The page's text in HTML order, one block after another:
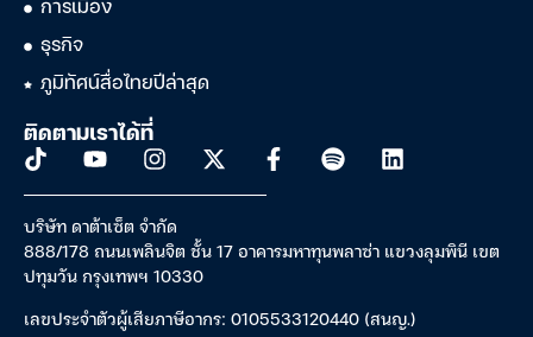
การเมือง
ธุรกิจ
ภูมิทัศน์สื่อไทยปีล่าสุด
ติดตามเราได้ที่
บริษัท ดาต้าเซ็ต จำกัด
888/178 ถนนเพลินจิต ชั้น 17 อาคารมหาทุนพลาซ่า แขวงลุมพินี เขต
ปทุมวัน กรุงเทพฯ 10330
เลขประจำตัวผู้เสียภาษีอากร: 0105533120440 (สนญ.)